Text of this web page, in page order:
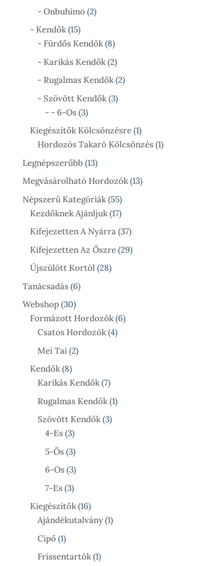
Termék
- Onbuhimo 22
- Kendők 1515
Termék
- Fürdős Kendők 88
Termék
- Karikás Kendők 22
Termék
- Rugalmas Kendők 22
- Szövött Kendők 33
- - 6-Os 33
Termék
Kiegészítők Kölcsönzésre 11
Termék
Hordozós Takaró Kölcsönzés 11
Legnépszerűbb 1313
Termék
Megvásárolható Hordozók 1313
Népszerű Kategóriák 5555
Termék
Kezdőknek Ajánljuk 1717
Termék
Kifejezetten A Nyárra 3737
Termék
Kifejezetten Az Őszre 2929
Újszülött Kortól 2828
Tanácsadás 66
Webshop 3030
Termék
Formázott Hordozók 66
Csatos Hordozók 44
Mei Tai 22
Kendők 88
Termék
Karikás Kendők 77
Termék
Rugalmas Kendők 11
Szövött Kendők 33
4-Es 33
Termék
5-Ös 33
Termék
6-Os 33
Termék
7-Es 33
Termék
Kiegészítők 1616
Termék
Ajándékutalvány 11
Cipő 11
Termék
Frissentartók 11